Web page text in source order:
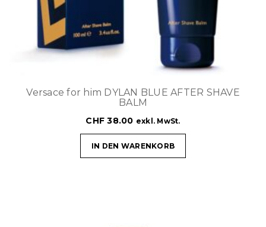
Versace for him DYLAN BLUE AFTER SHAVE
BALM
CHF 38.00 exkl. MwSt.
IN DEN WARENKORB